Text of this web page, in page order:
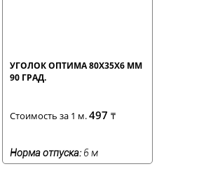
УГОЛОК ОПТИМА 80Х35Х6 ММ
90 ГРАД.
Стоимость за 1 м.497 ₸
Норма отпуска: 6 м